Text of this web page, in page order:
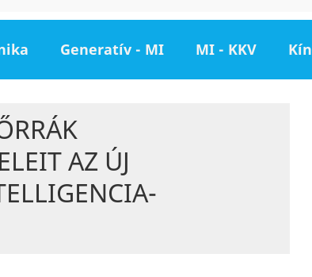
Generatív - MI MI - KKV
AZ ÚJ